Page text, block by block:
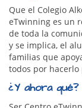
Que el Colegio
eTwinning es un
de toda la
y se implica, el
familias que
todos por hacerlo
¿Y ahora qué?